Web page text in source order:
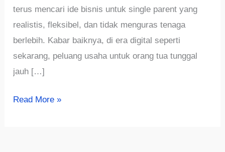
terus mencari ide bisnis untuk single parent yang
realistis, fleksibel, dan tidak menguras tenaga
berlebih. Kabar baiknya, di era digital seperti
sekarang, peluang usaha untuk orang tua tunggal
jauh […]
5Read More »